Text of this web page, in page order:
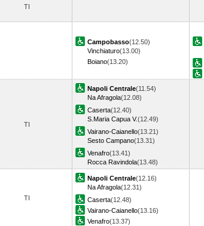
TI
Campobasso(12.50)
Vinchiaturo(13.00)
Boiano(13.20)
TI
Napoli Centrale(11.54)
Na Afragola(12.08)
Caserta(12.40)
S.Maria Capua V.(12.49)
Vairano-Caianello(13.21)
Sesto Campano(13.31)
Venafro(13.41)
Rocca Ravindola(13.48)
TI
Napoli Centrale(12.16)
Na Afragola(12.31)
Caserta(12.48)
Vairano-Caianello(13.16)
Venafro(13.37)